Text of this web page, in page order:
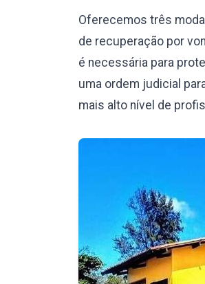
Oferecemos três
de recuperação por
é necessária para
uma ordem judicial
mais alto nível de